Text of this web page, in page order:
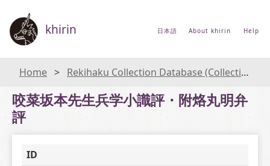
khirin 日本語 About khirin Help
Home Rekihaku Collection Database (Collections Database of the National Museum of Japanese History)
咬菜坂本先生兵学小識評・附烙丸明弁
評
ID